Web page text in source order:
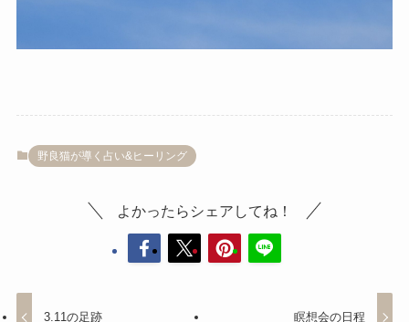
野良猫が導く占い&ヒーリング
よかったらシェアしてね！
3.11の足跡 瞑想会の日程